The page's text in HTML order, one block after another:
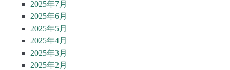
2025年7月
2025年6月
2025年5月
2025年4月
2025年3月
2025年2月